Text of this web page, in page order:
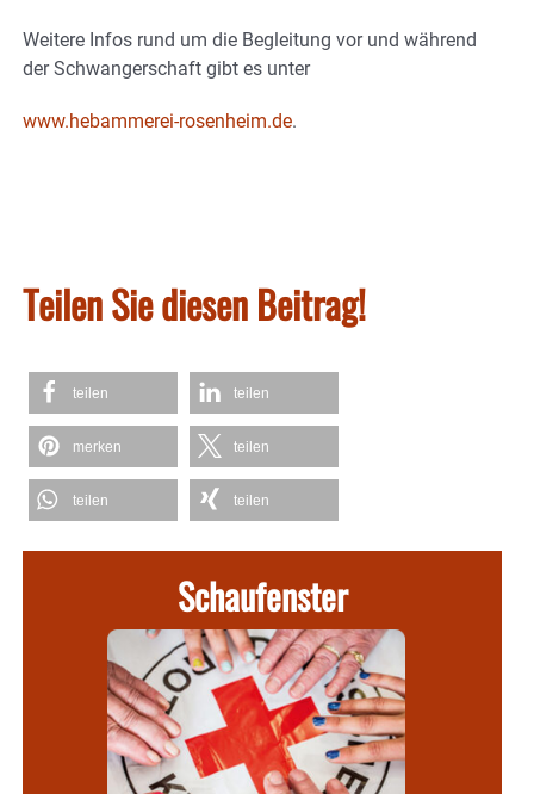
Weitere Infos rund um die Begleitung vor und während
der Schwangerschaft gibt es unter
www.hebammerei-rosenheim.de.
Teilen Sie diesen Beitrag!
teilen teilen
merken teilen
teilen teilen
Schaufenster